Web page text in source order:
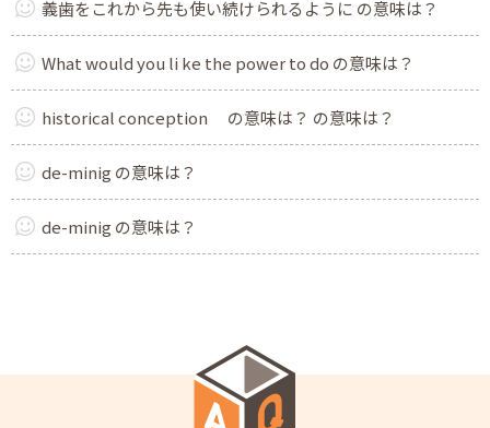
義歯をこれから先も使い続けられるように の意味は？
What would you li ke the power to do の意味は？
historical conception の意味は？ の意味は？
de-minig の意味は？
de-minig の意味は？